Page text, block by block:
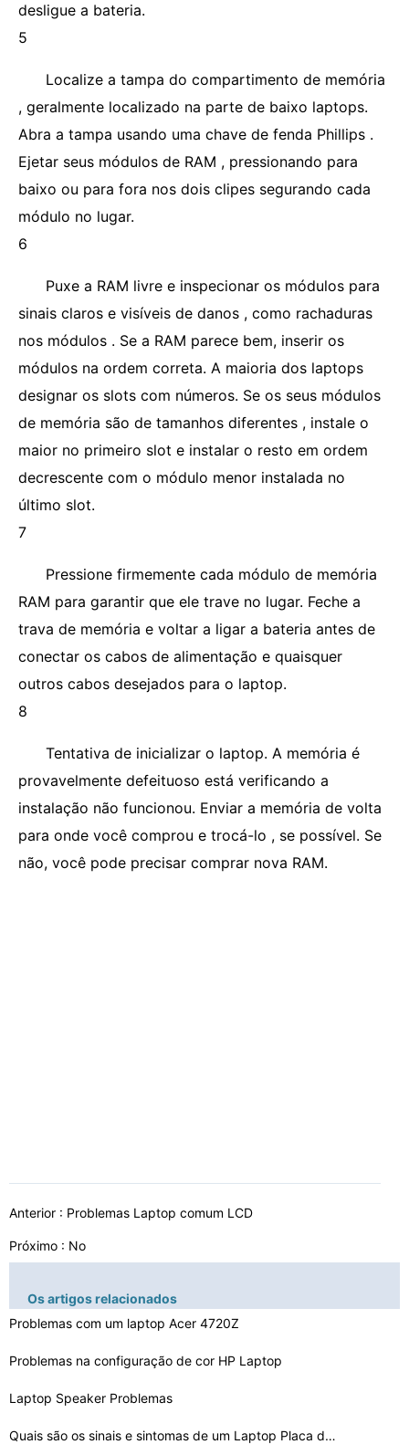
desligue a bateria.
5
Localize a tampa do compartimento de memória
, geralmente localizado na parte de baixo laptops.
Abra a tampa usando uma chave de fenda Phillips .
Ejetar seus módulos de RAM , pressionando para
baixo ou para fora nos dois clipes segurando cada
módulo no lugar.
6
Puxe a RAM livre e inspecionar os módulos para
sinais claros e visíveis de danos , como rachaduras
nos módulos . Se a RAM parece bem, inserir os
módulos na ordem correta. A maioria dos laptops
designar os slots com números. Se os seus módulos
de memória são de tamanhos diferentes , instale o
maior no primeiro slot e instalar o resto em ordem
decrescente com o módulo menor instalada no
último slot.
7
Pressione firmemente cada módulo de memória
RAM para garantir que ele trave no lugar. Feche a
trava de memória e voltar a ligar a bateria antes de
conectar os cabos de alimentação e quaisquer
outros cabos desejados para o laptop.
8
Tentativa de inicializar o laptop. A memória é
provavelmente defeituoso está verificando a
instalação não funcionou. Enviar a memória de volta
para onde você comprou e trocá-lo , se possível. Se
não, você pode precisar comprar nova RAM.
Anterior : Problemas Laptop comum LCD
Próximo : No
Os artigos relacionados
Problemas com um laptop Acer 4720Z
Problemas na configuração de cor HP Laptop
Laptop Speaker Problemas
Quais são os sinais e sintomas de um Laptop Placa de v…